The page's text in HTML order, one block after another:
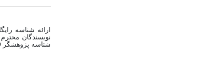
نویسندگان
شناسه پژوهشگر ORCID اقدام فرمایند.